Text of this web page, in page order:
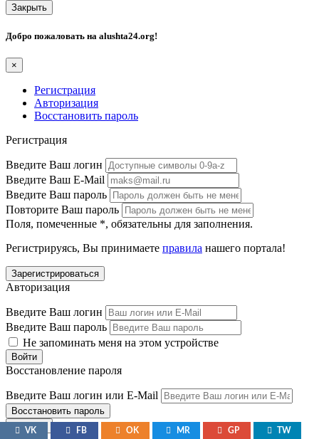
VK FB OK MR GP TW
Закрыть
Добро пожаловать на alushta24.org!
×
Регистрация
Авторизация
Восстановить пароль
Регистрация
Введите Ваш логин
Введите Ваш E-Mail
Введите Ваш пароль
Повторите Ваш пароль
Поля, помеченные *, обязательны для заполнения.
Регистрируясь, Вы принимаете правила нашего портала!
Авторизация
Введите Ваш логин
Введите Ваш пароль
Не запоминать меня на этом устройстве
Восстановление пароля
Введите Ваш логин или E-Mail
Закрыть